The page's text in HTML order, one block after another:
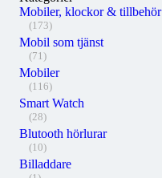
Mobiler, klockor & tillbehör
(173)
Mobil som tjänst
(71)
Mobiler
(116)
Smart Watch
(28)
Blutooth hörlurar
(10)
Billaddare